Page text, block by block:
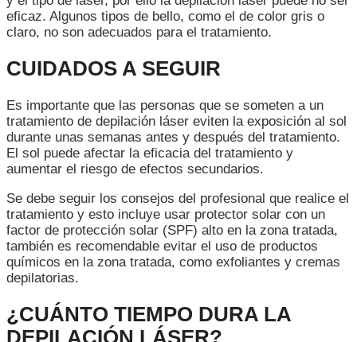
eficaz. Algunos tipos de bello, como el de color gris o
claro, no son adecuados para el tratamiento.
CUIDADOS A SEGUIR
Es importante que las personas que se someten a un
tratamiento de depilación láser eviten la exposición al sol
durante unas semanas antes y después del tratamiento.
El sol puede afectar la eficacia del tratamiento y
aumentar el riesgo de efectos secundarios.
Se debe seguir los consejos del profesional que realice el
tratamiento y esto incluye usar protector solar con un
factor de protección solar (SPF) alto en la zona tratada,
también es recomendable evitar el uso de productos
químicos en la zona tratada, como exfoliantes y cremas
depilatorias.
¿CUÁNTO TIEMPO DURA LA
DEPILACIÓN LÁSER?